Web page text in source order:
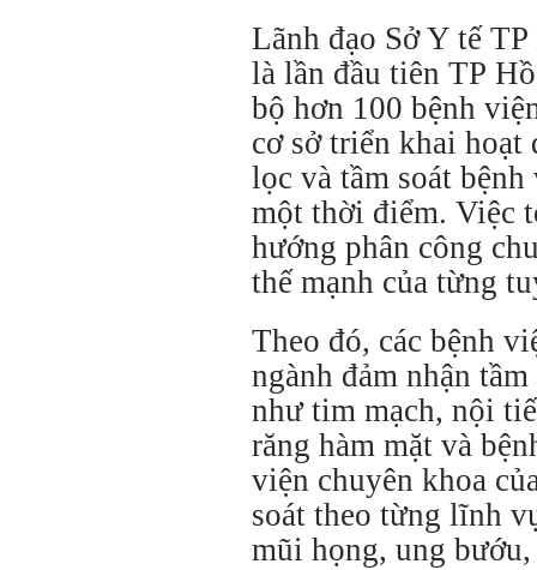
Lãnh đạo Sở Y tế
là lần đầu tiên TP
bộ hơn 100 bệnh
cơ sở triển khai hoạt
lọc và tầm soát
một thời điểm. Việc
hướng phân công
thế mạnh của từng
Theo đó, các bệnh
ngành đảm nhận
như tim mạch, nội
răng hàm mặt và
viện chuyên khoa
soát theo từng lĩnh
mũi họng, ung